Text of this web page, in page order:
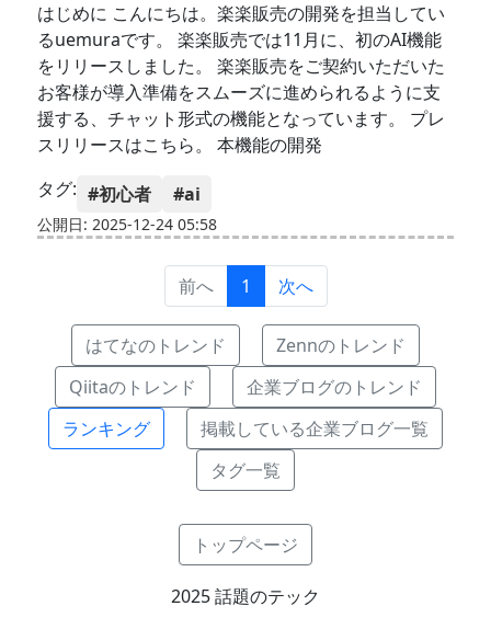
はじめに こんにちは。楽楽販売の開発を担当してい
るuemuraです。 楽楽販売では11月に、初のAI機能
をリリースしました。 楽楽販売をご契約いただいた
お客様が導入準備をスムーズに進められるように支
援する、チャット形式の機能となっています。 プレ
スリリースはこちら。 本機能の開発
タグ: #初心者 #ai
公開日: 2025-12-24 05:58
前へ 1 次へ
はてなのトレンド
Zennのトレンド
Qiitaのトレンド
企業ブログのトレンド
ランキング
掲載している企業ブログ一覧
タグ一覧
トップページ
2025 話題のテック